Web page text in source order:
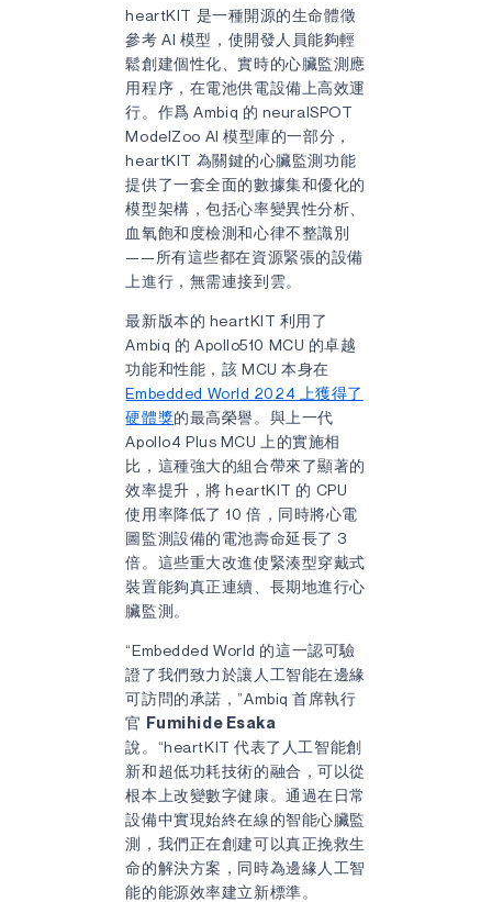
heartKIT 是一種開源的生命體徵
參考 AI 模型，使開發人員能夠輕
鬆創建個性化、實時的心臟監測應
用程序，在電池供電設備上高效運
行。作爲 Ambiq 的 neuralSPOT
ModelZoo AI 模型庫的一部分，
heartKIT 為關鍵的心臟監測功能
提供了一套全面的數據集和優化的
模型架構，包括心率變異性分析、
血氧飽和度檢測和心律不整識別
——所有這些都在資源緊張的設備
上進行，無需連接到雲。
最新版本的 heartKIT 利用了
Ambiq 的 Apollo510 MCU 的卓越
功能和性能，該 MCU 本身在
Embedded World 2024 上獲得了
硬體獎的最高榮譽。與上一代
Apollo4 Plus MCU 上的實施相
比，這種強大的組合帶來了顯著的
效率提升，將 heartKIT 的 CPU
使用率降低了 10 倍，同時將心電
圖監測設備的電池壽命延長了 3
倍。這些重大改進使緊湊型穿戴式
裝置能夠真正連續、長期地進行心
臟監測。
“Embedded World 的這一認可驗
證了我們致力於讓人工智能在邊緣
可訪問的承諾，”Ambiq 首席執行
官 Fumihide Esaka
說。“heartKIT 代表了人工智能創
新和超低功耗技術的融合，可以從
根本上改變數字健康。通過在日常
設備中實現始終在線的智能心臟監
測，我們正在創建可以真正挽救生
命的解決方案，同時為邊緣人工智
能的能源效率建立新標準。